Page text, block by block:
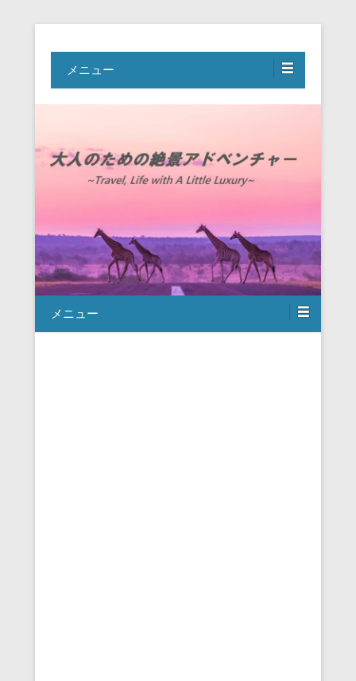
大人のための絶景アドベンチャー
メニュー
メニュー